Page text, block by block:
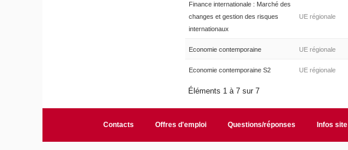
Finance internationale : Marché des
changes et gestion des risques
internationaux
UE régionale
Economie contemporaine UE régionale
Economie contemporaine S2 UE régionale
Éléments 1 à 7 sur 7
Contacts Offres d'emploi Questions/réponses Infos site